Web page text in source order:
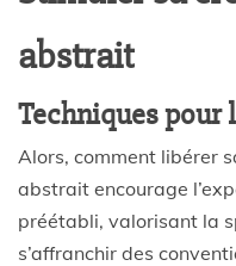
abstrait
Techniques
Alors, comment libérer
abstrait encourage
préétabli, valorisant la
s’affranchir des